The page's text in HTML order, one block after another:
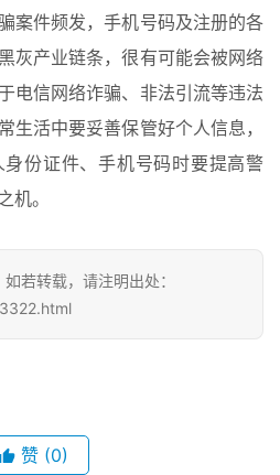
案件频发，手机号码及注册的各
灰产业链条，很有可能会被网络
电信网络诈骗、非法引流等违法
生活中要妥善保管好个人信息，
份证件、手机号码时要提高警
机。
若转载，请注明出处：
赞 (0)